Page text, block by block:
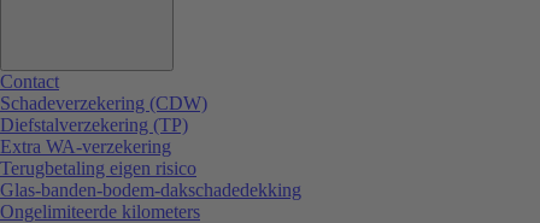
Contact
Schadeverzekering (CDW)
Diefstalverzekering (TP)
Extra WA-verzekering
Terugbetaling eigen risico
Glas-banden-bodem-dakschadedekking
Ongelimiteerde kilometers